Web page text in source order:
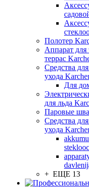
Полотер
Аппарат для
террас
Средства
ухода
Для
для льда
Паровые
Средства
ухода
+ ЕЩЕ 13